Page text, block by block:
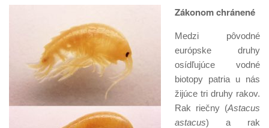
Zákonom chránené
Medzi pôvodné
európske druhy
osídľujúce vodné
biotopy patria u nás
žijúce tri druhy rakov.
Rak riečny (Astacus
astacus) a rak